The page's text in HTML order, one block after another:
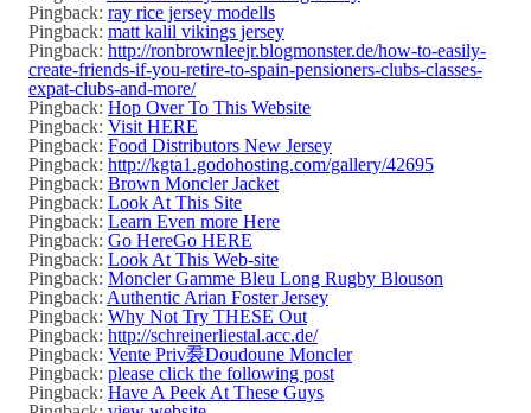
Pingback: ray rice jersey modells
Pingback: matt kalil vikings jersey
Pingback: http://ronbrownleejr.blogmonster.de/how-to-easily-
create-friends-if-you-retire-to-spain-pensioners-clubs-classes-
expat-clubs-and-more/
Pingback: Hop Over To This Website
Pingback: Visit HERE
Pingback: Food Distributors New Jersey
Pingback: http://kgta1.godohosting.com/gallery/42695
Pingback: Brown Moncler Jacket
Pingback: Look At This Site
Pingback: Learn Even more Here
Pingback: Go HereGo HERE
Pingback: Look At This Web-site
Pingback: Moncler Gamme Bleu Long Rugby Blouson
Pingback: Authentic Arian Foster Jersey
Pingback: Why Not Try THESE Out
Pingback: http://schreinerliestal.acc.de/
Pingback: Vente Priv裠Doudoune Moncler
Pingback: please click the following post
Pingback: Have A Peek At These Guys